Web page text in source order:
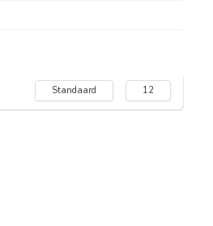
Standaard 12